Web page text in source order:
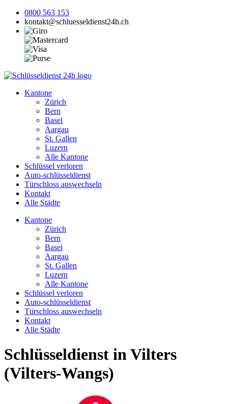
0800 563 153
kontakt@schluesseldienst24h.ch
Kantone
Zürich
Bern
Basel
Aargau
St. Gallen
Luzern
Alle Kantone
Schlüssel verloren
Auto-schlüsseldienst
Türschloss auswechseln
Kontakt
Alle Städte
Kantone
Zürich
Bern
Basel
Aargau
St. Gallen
Luzern
Alle Kantone
Schlüssel verloren
Auto-schlüsseldienst
Türschloss auswechseln
Kontakt
Alle Städte
Schlüsseldienst in Vilters
(Vilters-Wangs)